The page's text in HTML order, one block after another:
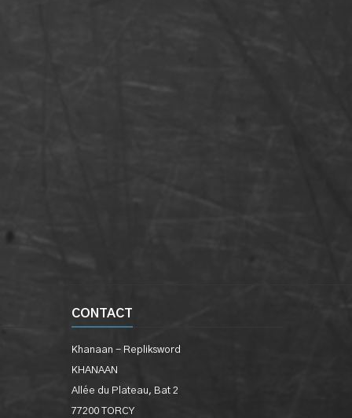
CONTACT
Khanaan - Repliksword
KHANAAN
Allée du Plateau, Bat 2
77200 TORCY